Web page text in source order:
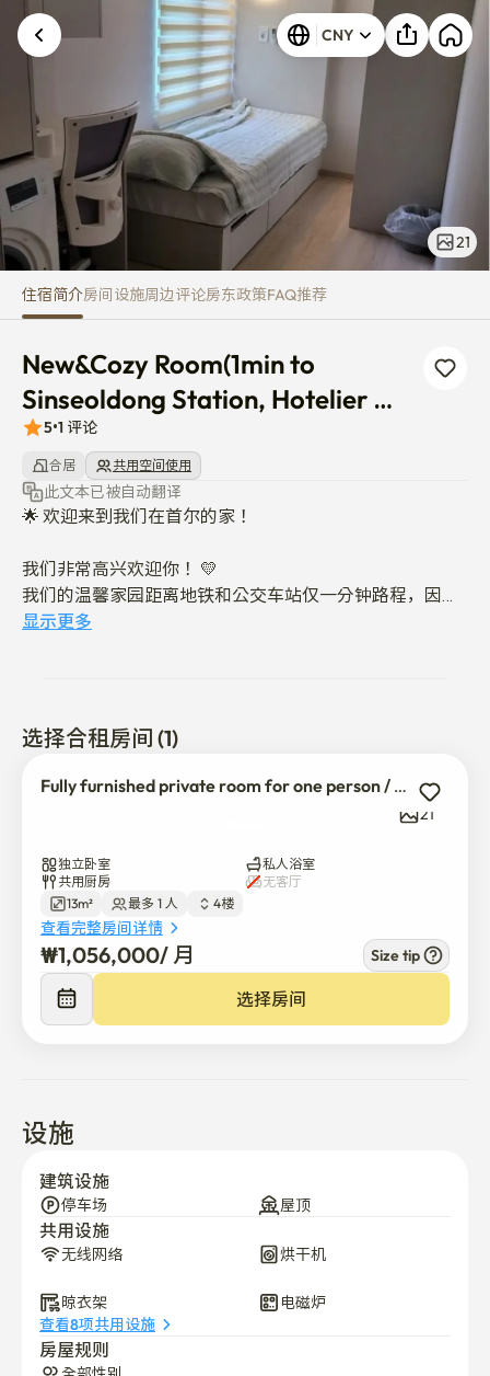
New&Cozy Room(1min to
CNY
21
住宿简介房间设施周边评论房东政策FAQ推荐
New&Cozy Room(1min to
Sinseoldong Station, Hotelier
Managed)
5•1 评论
合居 共用空间使用
此文本已被自动翻译
🌟 欢迎来到我们在首尔的家！
我们非常高兴欢迎你！ 💛
我们的温馨家园距离地铁和公交车站仅一分钟路程，因此
探索首尔非常方便。
作为一名拥有超过5年经验的酒店经营者，我非常自豪能
够保持空间一尘不染且维护得完美无瑕。
清洁和舒适始终是我们的首要任务。 ✨
----------------------------------------------------------
🛏️ 私人房间设施
您的房间包含一切设施，确保您的住宿干净舒适:
舒适的床和新鲜的床上用品
适用于炎热夏天的空调
微波炉和冰箱
----------------
🚿 浴室必备物品
我们已经准备好了所有基础知识，让您能够轻松旅行:
洗手和牙膏
毛巾和吹风机
----------------------------------------------------------
----------------
显示更多
选择合租房间 (1)
Fully furnished private room for one person / Cozy 03
21
独立卧室
私人浴室
共用厨房
无客厅
13m²
最多 1 人 4楼
查看完整房间详情
₩1,056,000/ 月 Size tip
选择房间
设施
建筑设施
停车场 屋顶
共用设施
无线网络 烘干机
晾衣架
电磁炉
查看8项共用设施
房屋规则